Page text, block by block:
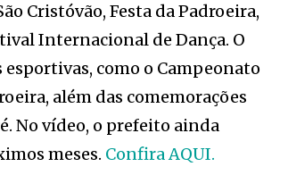
Cristóvão, Festa da Padroeira,
Internacional de Dança. O
como o Campeonato
além das comemorações
No vídeo, o prefeito ainda
meses. Confira AQUI.